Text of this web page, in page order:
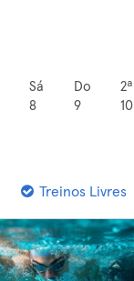
Sá
8
Do
9
2ª
10
Treinos Livres